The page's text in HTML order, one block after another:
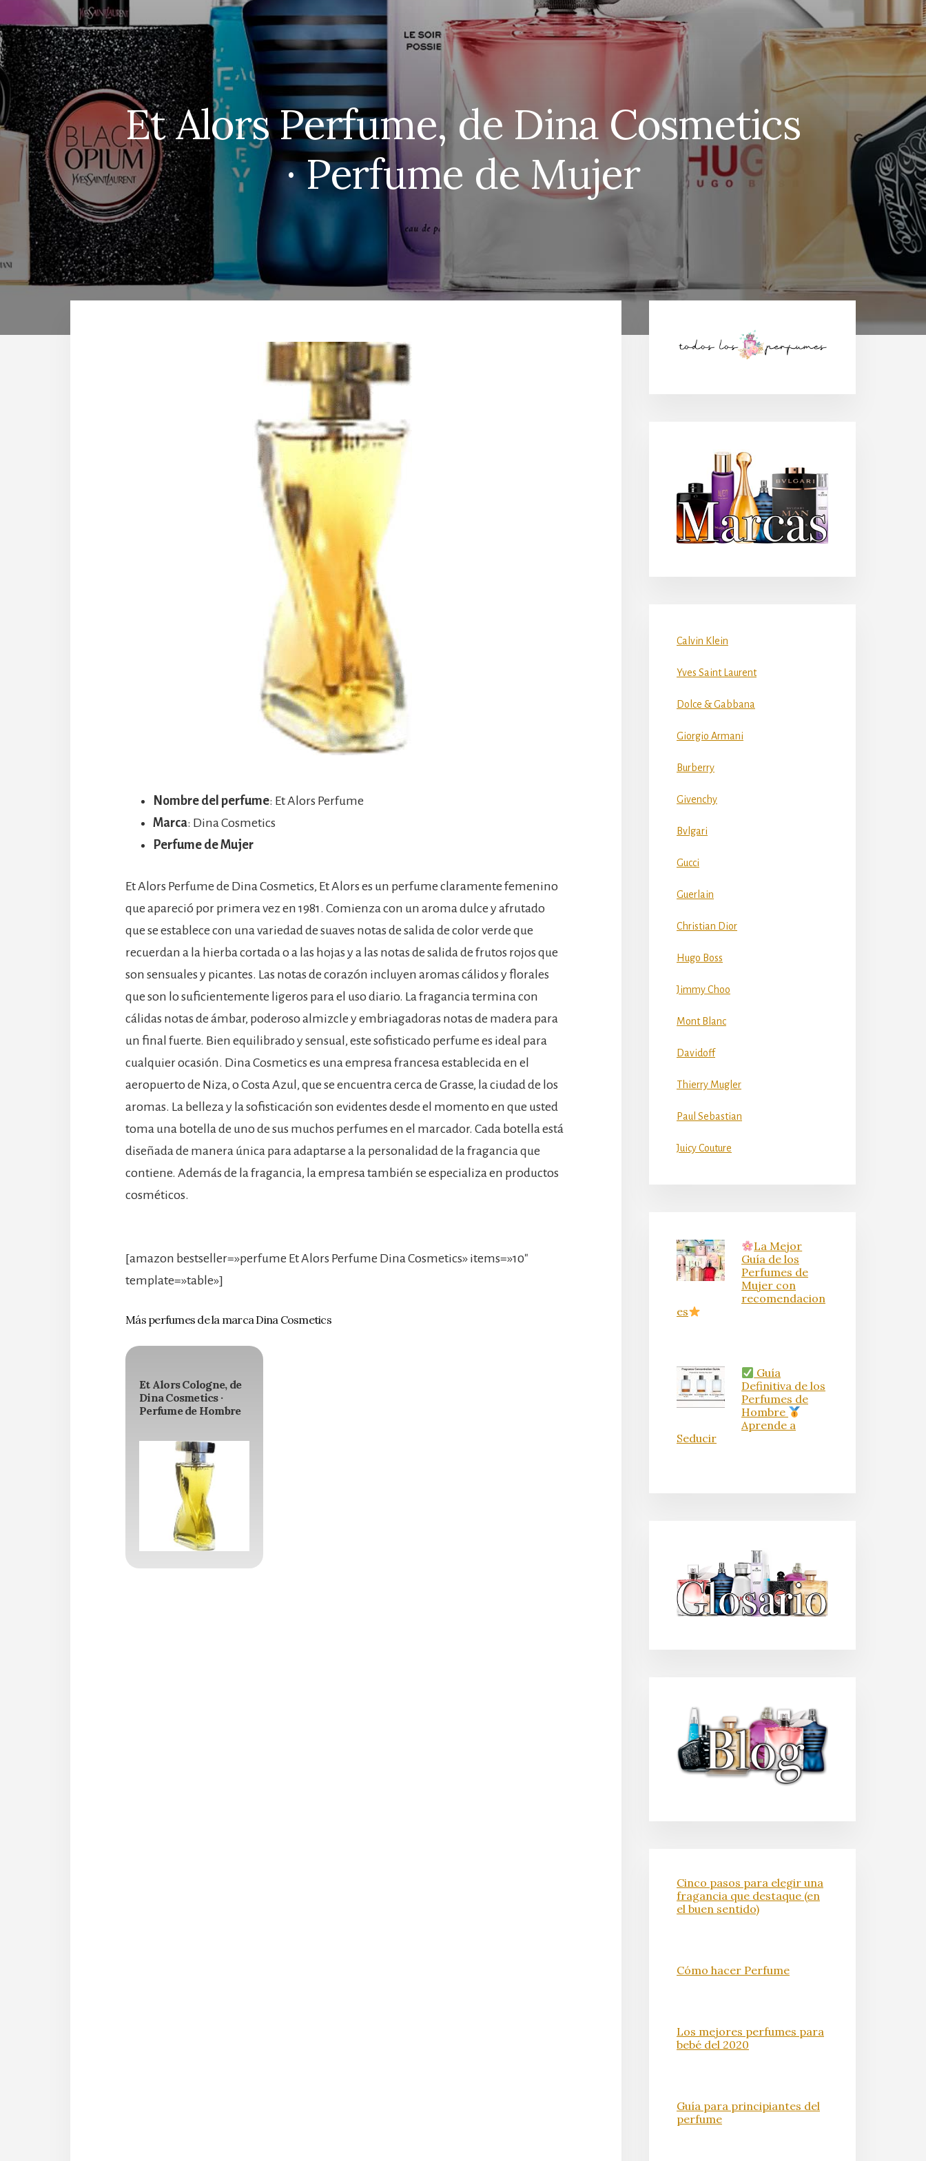
Et Alors Perfume, de Dina Cosmetics
· Perfume de Mujer
Nombre del perfume: Et Alors Perfume
Marca: Dina Cosmetics
Perfume de Mujer
Et Alors Perfume de Dina Cosmetics, Et Alors es un perfume claramente femenino
que apareció por primera vez en 1981. Comienza con un aroma dulce y afrutado
que se establece con una variedad de suaves notas de salida de color verde que
recuerdan a la hierba cortada o a las hojas y a las notas de salida de frutos rojos que
son sensuales y picantes. Las notas de corazón incluyen aromas cálidos y florales
que son lo suficientemente ligeros para el uso diario. La fragancia termina con
cálidas notas de ámbar, poderoso almizcle y embriagadoras notas de madera para
un final fuerte. Bien equilibrado y sensual, este sofisticado perfume es ideal para
cualquier ocasión. Dina Cosmetics es una empresa francesa establecida en el
aeropuerto de Niza, o Costa Azul, que se encuentra cerca de Grasse, la ciudad de los
aromas. La belleza y la sofisticación son evidentes desde el momento en que usted
toma una botella de uno de sus muchos perfumes en el marcador. Cada botella está
diseñada de manera única para adaptarse a la personalidad de la fragancia que
contiene. Además de la fragancia, la empresa también se especializa en productos
cosméticos.
[amazon bestseller=»perfume Et Alors Perfume Dina Cosmetics» items=»10″
template=»table»]
Más perfumes de la marca Dina Cosmetics
Et Alors Cologne, de
Dina Cosmetics ·
Perfume de Hombre
lateral
Calvin Klein
Yves Saint Laurent
Dolce & Gabbana
Giorgio Armani
Burberry
Givenchy
Bvlgari
Gucci
Guerlain
Christian Dior
Hugo Boss
Jimmy Choo
Mont Blanc
Davidoff
Thierry Mugler
Paul Sebastian
Juicy Couture
La Mejor
Guía de los
Perfumes de
Mujer con
recomendacion
es
Guía
Definitiva de los
Perfumes de
Hombre
Aprende a
Seducir
Cinco pasos para elegir una
fragancia que destaque (en
el buen sentido)
Cómo hacer Perfume
Los mejores perfumes para
bebé del 2020
Guía para principiantes del
perfume